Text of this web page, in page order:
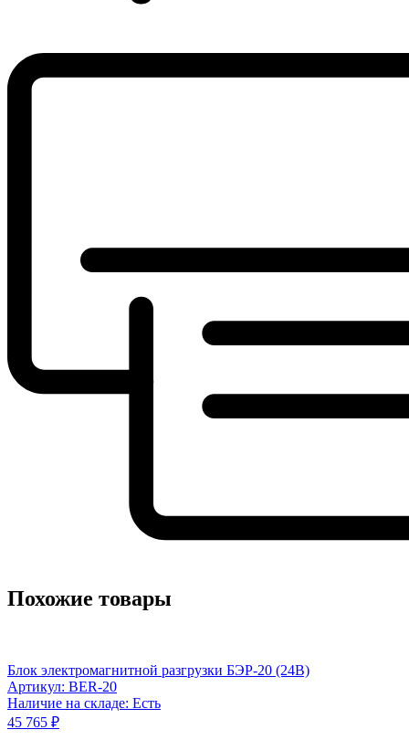
Похожие товары
Блок электромагнитной разгрузки БЭР-20 (24В)
Артикул: BER-20
Наличие на складе: Есть
45 765 ₽